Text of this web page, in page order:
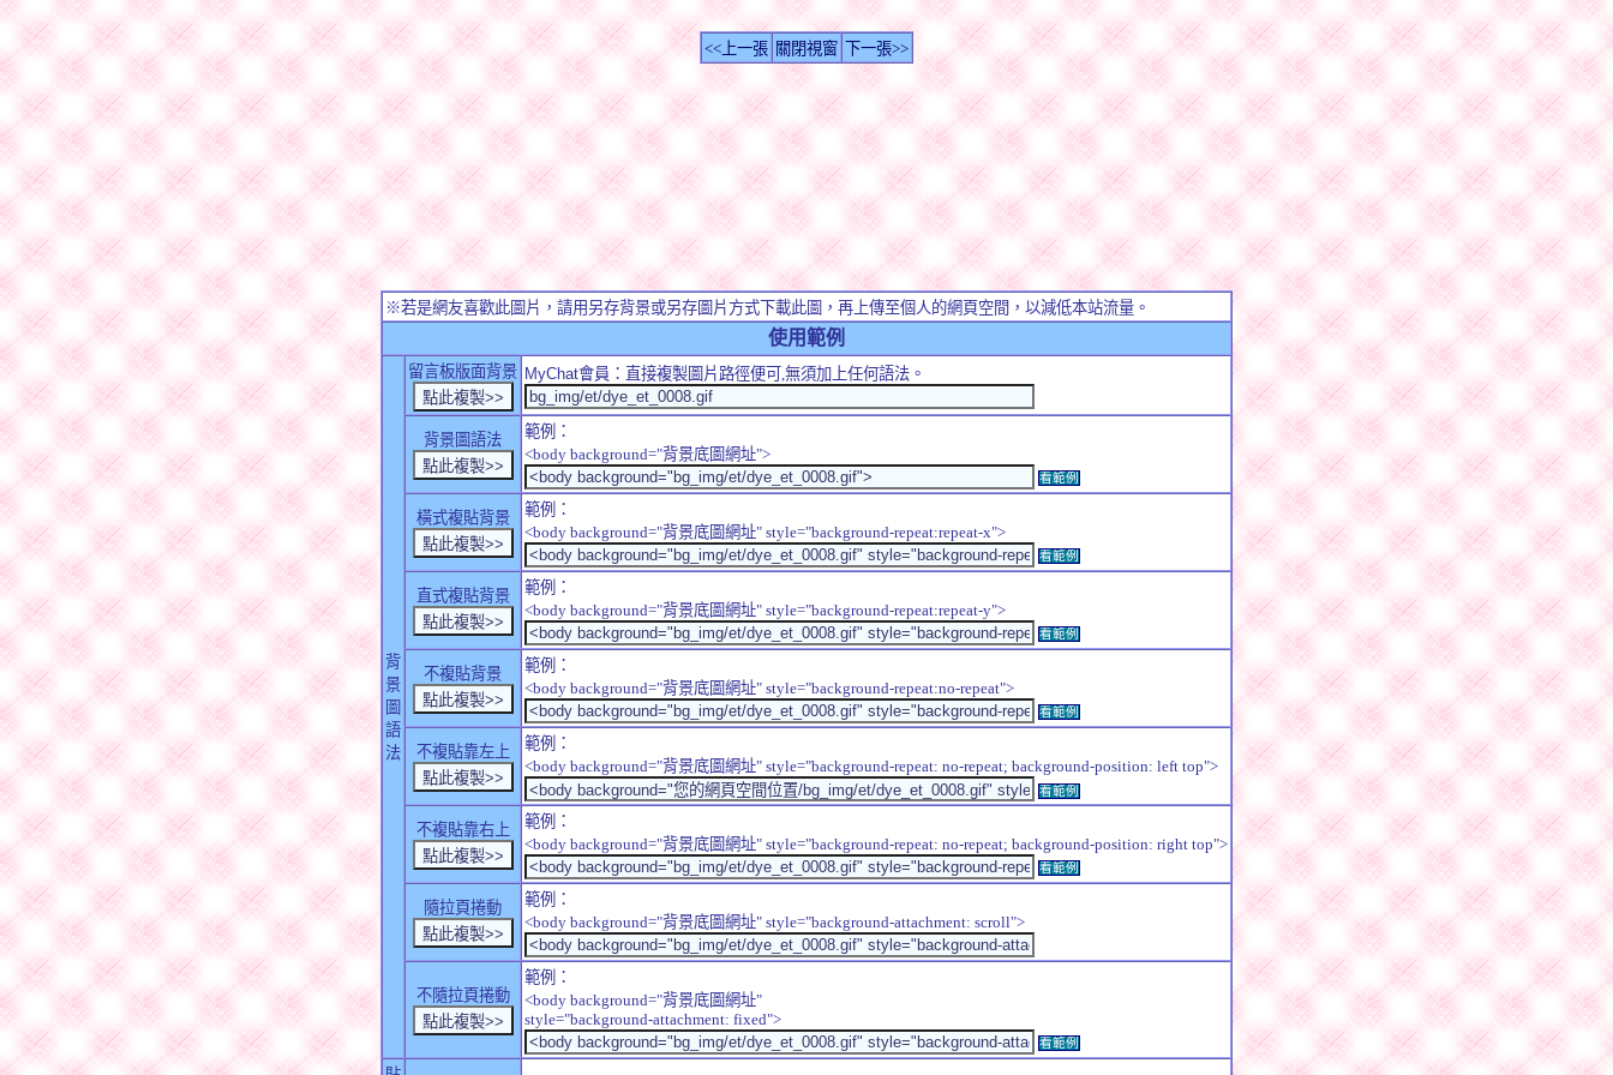
<<上一張 關閉視窗 下一張>>
※若是網友喜歡此圖片，請用另存背景或另存圖片方式下載此圖，再上傳至個人的網頁空間，以減低本站流量。
使用範例
背
景
圖
語
法
留言板版面背景 MyChat會員：直接複製圖片路徑便可,無須加上任何語法。
背景圖語法
範例：
<body background="背景底圖網址">
看範例
橫式複貼背景
範例：
<body background="背景底圖網址" style="background-repeat:repeat-x">
看範例
直式複貼背景
範例：
<body background="背景底圖網址" style="background-repeat:repeat-y">
看範例
不複貼背景
範例：
<body background="背景底圖網址" style="background-repeat:no-repeat">
看範例
不複貼靠左上
範例：
<body background="背景底圖網址" style="background-repeat: no-repeat; background-position: left top">
看範例
不複貼靠右上
範例：
<body background="背景底圖網址" style="background-repeat: no-repeat; background-position: right top">
看範例
隨拉頁捲動
範例：
<body background="背景底圖網址" style="background-attachment: scroll">
不隨拉頁捲動
範例：
<body background="背景底圖網址"
style="background-attachment: fixed">
看範例